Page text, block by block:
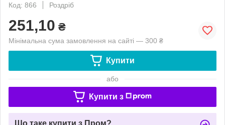
Код: 866
Роздріб
251,10 ₴
Мінімальна сума замовлення на сайті — 300 ₴
Купити
або
Купити з
Що таке купити з Пром?